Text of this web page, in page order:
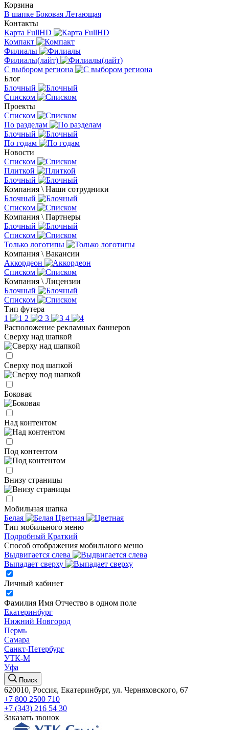
Корзина
В шапке Боковая Летающая
Контакты
Карта FullHD
Компакт
Филиалы
Филиалы(лайт)
С выбором региона
Блог
Блочный
Списком
Проекты
Списком
По разделам
Блочный
По годам
Новости
Списком
Плиткой
Блочный
Компания \ Наши сотрудники
Блочный
Списком
Компания \ Партнеры
Блочный
Списком
Только логотипы
Компания \ Вакансии
Аккордеон
Списком
Компания \ Лицензии
Блочный
Списком
Тип футера
1
2 3
4
Расположение рекламных баннеров
Сверху над шапкой
Сверху под шапкой
Боковая
Над контентом
Под контентом
Внизу страницы
Мобильная шапка
Белая
Цветная
Тип мобильного меню
Подробный Краткий
Способ отображения мобильного меню
Выдвигается слева
Выпадает сверху
Личный кабинет
Фамилия Имя Отчество в одном поле
Екатеринбург
Нижний Новгород
Пермь
Самара
Санкт-Петербург
УТК-М
Уфа
Поиск
620010, Россия, Екатеринбург, ул. Черняховского, 67
+7 800 2500 710
+7 (343) 216 54 30
Заказать звонок